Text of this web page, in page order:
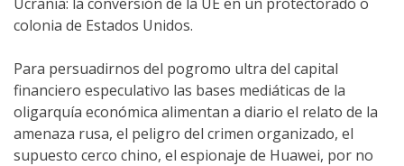
colonia de Estados Unidos.
Para persuadirnos del pogromo ultra del capital
financiero especulativo las bases mediáticas de la
oligarquía económica alimentan a diario el relato de la
amenaza rusa, el peligro del crimen organizado, el
supuesto cerco chino, el espionaje de Huawei, por no